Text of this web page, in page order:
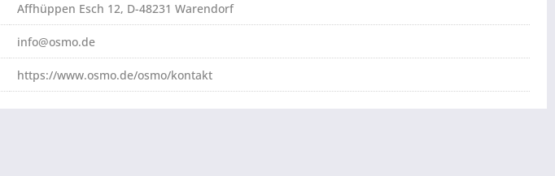
Affhüppen Esch 12, D-48231 Warendorf
info@osmo.de
https://www.osmo.de/osmo/kontakt